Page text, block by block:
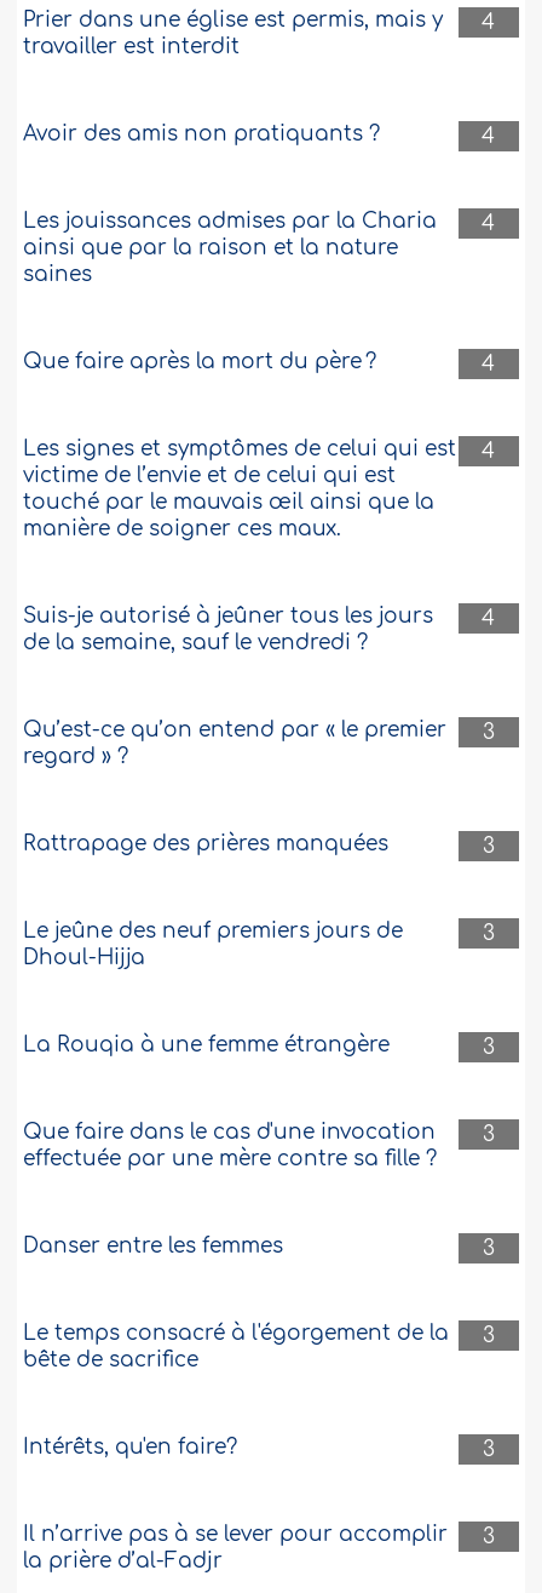
4
Prier dans une église est permis, mais y
travailler est interdit
4
Avoir des amis non pratiquants ?
4
Les jouissances admises par la Charia
ainsi que par la raison et la nature
saines
4
Que faire après la mort du père ?
4
Les signes et symptômes de celui qui est
victime de l’envie et de celui qui est
touché par le mauvais œil ainsi que la
manière de soigner ces maux.
4
Suis-je autorisé à jeûner tous les jours
de la semaine, sauf le vendredi ?
3
Qu’est-ce qu’on entend par « le premier
regard » ?
3
Rattrapage des prières manquées
3
Le jeûne des neuf premiers jours de
Dhoul-Hijja
3
La Rouqia à une femme étrangère
3
Que faire dans le cas d'une invocation
effectuée par une mère contre sa fille ?
3
Danser entre les femmes
3
Le temps consacré à l'égorgement de la
bête de sacrifice
3
Intérêts, qu'en faire?
3
Il n’arrive pas à se lever pour accomplir
la prière d’al-Fadjr